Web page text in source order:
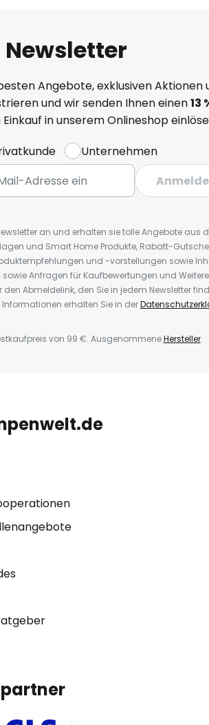
Newsletter
Angebote, exklusiven Aktionen
und wir senden Ihnen einen13
in unserem Onlineshop
Unternehmen
an und erhalten sie tolle Angebote aus
und Smart Home Produkte, Rabatt-
und -vorstellungen sowie
Anfragen für Kaufbewertungen und
Abmeldelink, den Sie in jedem Newsletter
Informationen erhalten Sie in der
von 99 €. AusgenommeneHersteller.